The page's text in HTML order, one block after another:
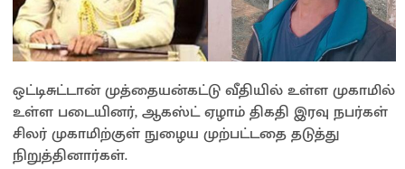
ஒட்டிசுட்டான் முத்தையன்கட்டு வீதியில் உள்ள முகாமில்
உள்ள படையினர், ஆகஸ்ட் ஏழாம் திகதி இரவு நபர்கள்
சிலர் முகாமிற்குள் நுழைய முற்பட்டதை தடுத்து
நிறுத்தினார்கள்.